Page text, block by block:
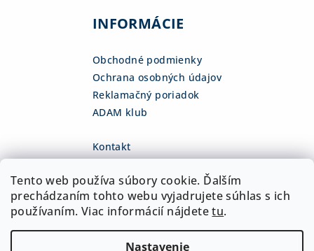
Tento web používa súbory cookie. Ďalším
prechádzaním tohto webu vyjadrujete súhlas s ich
používaním. Viac informácií nájdetetu.
Nastavenie
INFORMÁCIE
Obchodné podmienky
Ochrana osobných údajov
Reklamačný poriadok
ADAM klub
Kontakt
+421 918 468 475
fb.com/adamshop.sk
adamshop.sk